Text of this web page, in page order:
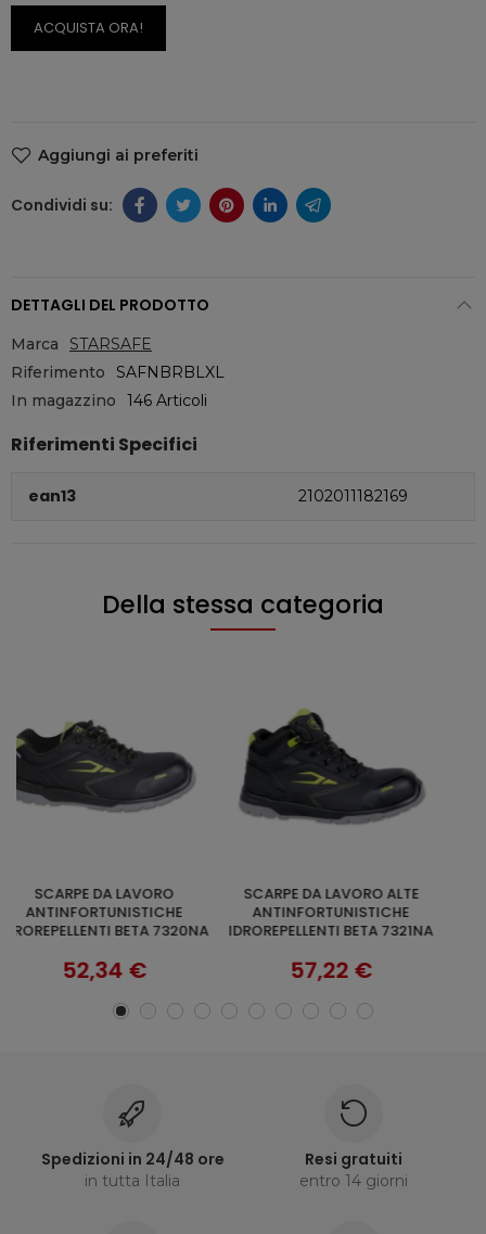
ACQUISTA ORA!
Aggiungi ai preferiti
DETTAGLI DEL PRODOTTO
Marca
STARSAFE
Riferimento
SAFNBRBLXL
In magazzino
146 Articoli
Riferimenti Specifici
ean13 2102011182169
Della stessa categoria
SCOPRI
SCARPE DA LAVORO ALTE
ANTINFORTUNISTICHE
IDROREPELLENTI BETA 7321NA
57,22 €
+ OPZIONI
GILET RIPSTOP BLACK T
64,54 €
Spedizioni in 24/48 ore
in tutta Italia
Resi gratuiti
entro 14 giorni